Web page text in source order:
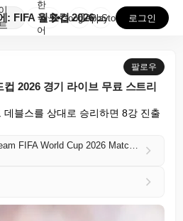
미국 대 벨기에: FIFA 월드컵 2026 경기 라이브...
한
국
어
GooglePlay
AppStore 로그인
팔로우
2026 경기 라이브 무료 스트리
데블스를 상대로 승리하면 8강 진출
USA vs. Belgium: Stream FIFA World Cup 2026 Match Live for Free